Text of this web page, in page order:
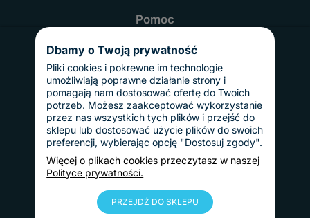
Pomoc
Odbiór osobisty
Twoje konto
Informacje
Regulamin
Reklamacje i zwroty
Gwarancja
Polityka prywatności
Dostawy i płatności
Koszty dostawy
InPost Pay
Sposoby płatności
O nas
Kontakt
Informacje o firmie
Dbamy o Twoją prywatność
Pliki cookies i pokrewne im technologie
umożliwiają poprawne działanie strony i
pomagają nam dostosować ofertę do Twoich
potrzeb. Możesz zaakceptować wykorzystanie
przez nas wszystkich tych plików i przejść do
sklepu lub dostosować użycie plików do swoich
preferencji, wybierając opcję "Dostosuj zgody".
Więcej o plikach cookies przeczytasz w naszej
Polityce prywatności.
PRZEJDŹ DO SKLEPU